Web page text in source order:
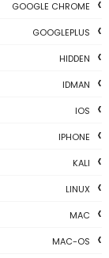
GOOGLE CHROME
GOOGLEPLUS
HIDDEN
IDMAN
IOS
IPHONE
KALI
LINUX
MAC
MAC-OS